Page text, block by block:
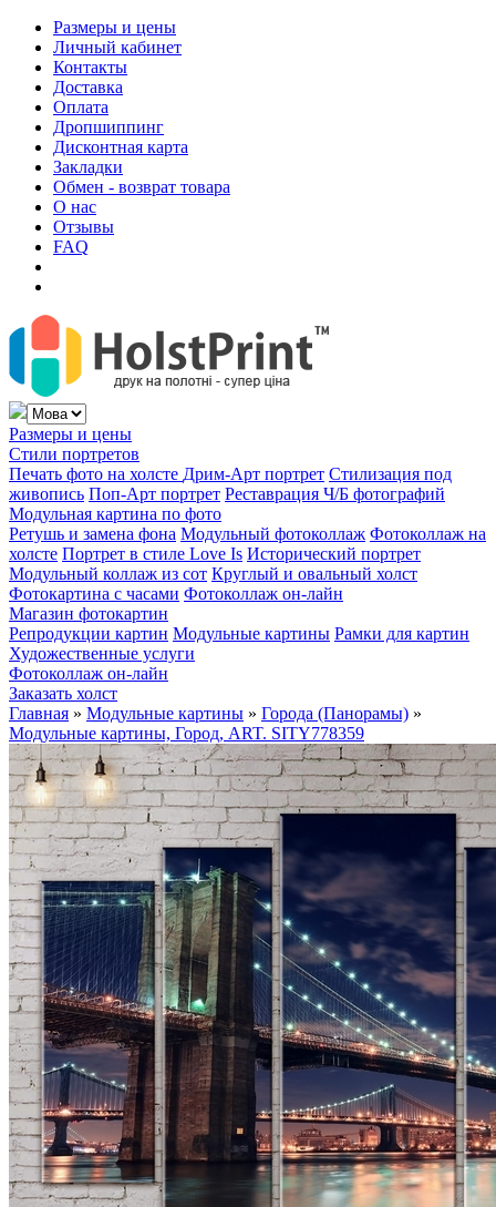
Размеры и цены
Личный кабинет
Контакты
Доставка
Оплата
Дропшиппинг
Дисконтная карта
Закладки
Обмен - возврат товара
О нас
Отзывы
FAQ
Размеры и цены
Стили портретов
Печать фото на холсте Дрим-Арт портрет Стилизация под
живопись Поп-Арт портрет Реставрация Ч/Б фотографий
Модульная картина по фото
Ретушь и замена фона Модульный фотоколлаж Фотоколлаж на
холсте Портрет в стиле Love Is Исторический портрет
Модульный коллаж из сот Круглый и овальный холст
Фотокартина с часами Фотоколлаж он-лайн
Магазин фотокартин
Репродукции картин Модульные картины Рамки для картин
Художественные услуги
Фотоколлаж он-лайн
Заказать холст
Главная » Модульные картины » Города (Панорамы) »
Модульные картины, Город, ART. SITY778359